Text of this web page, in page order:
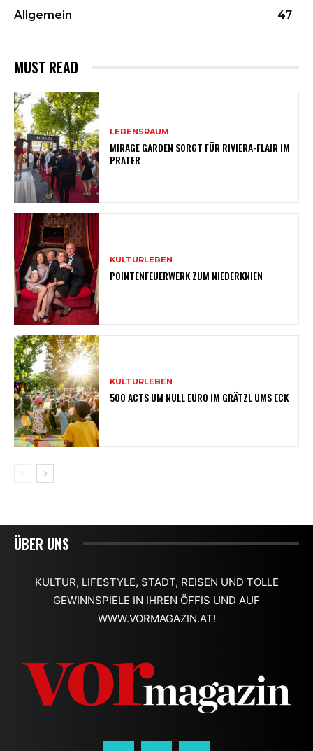
Allgemein
47
MUST READ
LEBENSRAUM
MIRAGE GARDEN SORGT FÜR RIVIERA-FLAIR IM
PRATER
KULTURLEBEN
POINTENFEUERWERK ZUM NIEDERKNIEN
KULTURLEBEN
500 ACTS UM NULL EURO IM GRÄTZL UMS ECK
ÜBER UNS
KULTUR, LIFESTYLE, STADT, REISEN UND TOLLE
GEWINNSPIELE IN IHREN ÖFFIS UND AUF
WWW.VORMAGAZIN.AT!